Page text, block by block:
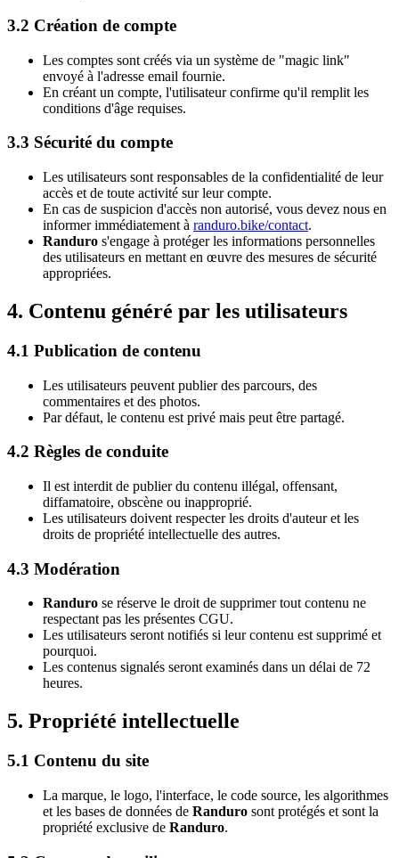
3.2 Création de compte
Les comptes sont créés via un système de "magic link"
envoyé à l'adresse email fournie.
En créant un compte, l'utilisateur confirme qu'il remplit les
conditions d'âge requises.
3.3 Sécurité du compte
Les utilisateurs sont responsables de la confidentialité de leur
accès et de toute activité sur leur compte.
En cas de suspicion d'accès non autorisé, vous devez nous en
informer immédiatement à randuro.bike/contact.
Randuro s'engage à protéger les informations personnelles
des utilisateurs en mettant en œuvre des mesures de sécurité
appropriées.
4. Contenu généré par les utilisateurs
4.1 Publication de contenu
Les utilisateurs peuvent publier des parcours, des
commentaires et des photos.
Par défaut, le contenu est privé mais peut être partagé.
4.2 Règles de conduite
Il est interdit de publier du contenu illégal, offensant,
diffamatoire, obscène ou inapproprié.
Les utilisateurs doivent respecter les droits d'auteur et les
droits de propriété intellectuelle des autres.
4.3 Modération
Randuro se réserve le droit de supprimer tout contenu ne
respectant pas les présentes CGU.
Les utilisateurs seront notifiés si leur contenu est supprimé et
pourquoi.
Les contenus signalés seront examinés dans un délai de 72
heures.
5. Propriété intellectuelle
5.1 Contenu du site
La marque, le logo, l'interface, le code source, les algorithmes
et les bases de données de Randuro sont protégés et sont la
propriété exclusive de Randuro.